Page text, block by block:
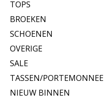
TOPS
BROEKEN
SCHOENEN
OVERIGE
SALE
TASSEN/PORTEMONNEE
NIEUW BINNEN